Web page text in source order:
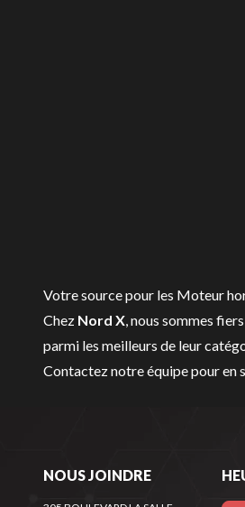
Votre source pour les Moteur
Chez Nord X , nous sommes
parmi les meilleurs de leur
Contactez notre équipepour en
NOUS JOINDRE